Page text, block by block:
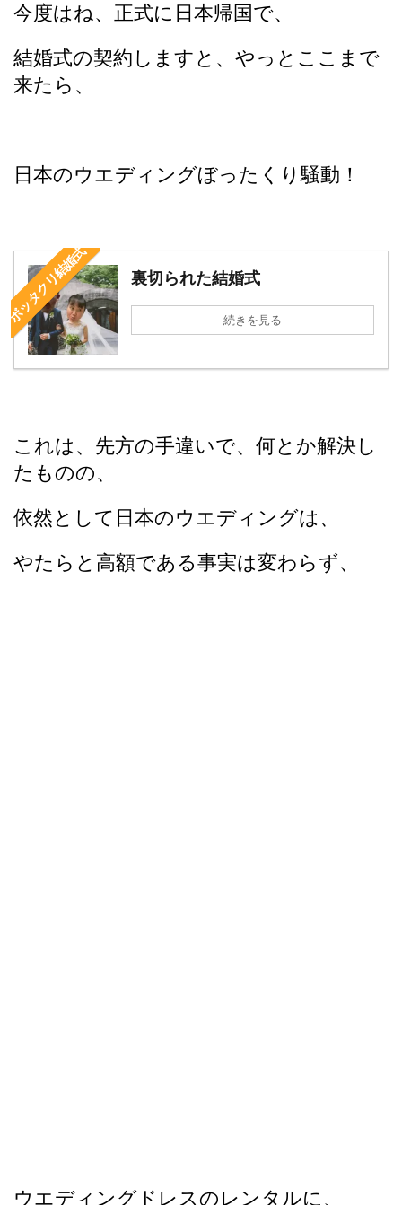
今度はね、正式に日本帰国で、
結婚式の契約しますと、やっとここまで
来たら、
日本のウエディングぼったくり騒動！
ボッタクリ結婚式 裏切られた結婚式
続きを見る
これは、先方の手違いで、何とか解決し
たものの、
依然として日本のウエディングは、
やたらと高額である事実は変わらず、
ウエディングドレスのレンタルに、